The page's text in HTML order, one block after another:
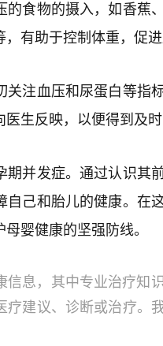
的食物的摄入，如香蕉
有助于控制体重，促进
注血压和尿蛋白等指
生反映，以便得到及时
并发症。通过认识其
己和胎儿的健康。在
婴健康的坚强防线。
信息，其中专业治疗知
建议、诊断或治疗。